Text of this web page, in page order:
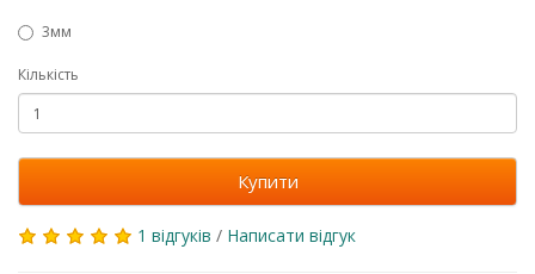
3мм
Кількість
Купити
1 відгуків / Написати відгук